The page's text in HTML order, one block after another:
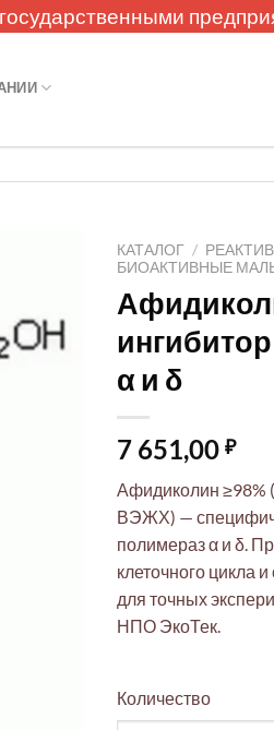
КАТАЛОГ /
БИОАКТИВНЫЕ
α и δ
7 651,00 ₽
Афидиколин ≥98%
ВЭЖХ) —
полимераз α и δ.
клеточного цикла
для точных
НПО ЭкоТек.
Количество